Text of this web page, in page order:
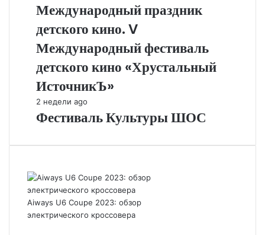
праздник
детского
кино.
V
Международный
фестиваль
детского
кино
«Хрустальный
ИсточникЪ»
Международный праздник
детского кино. V
Международный фестиваль
детского кино «Хрустальный
ИсточникЪ»
Фестиваль
Культуры
2 недели ago
Фестиваль Культуры ШОС
Aiways U6 Coupe 2023: обзор
электрического кроссовера